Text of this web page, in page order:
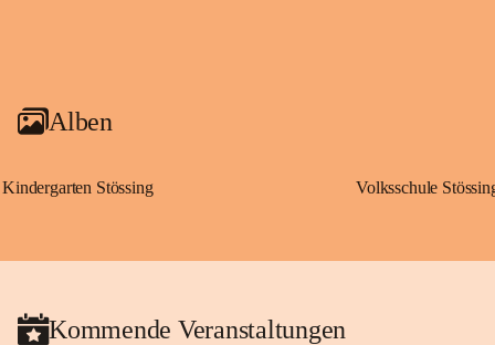
Alben
Kindergarten Stössing Volksschule
Kommende Veranstaltungen